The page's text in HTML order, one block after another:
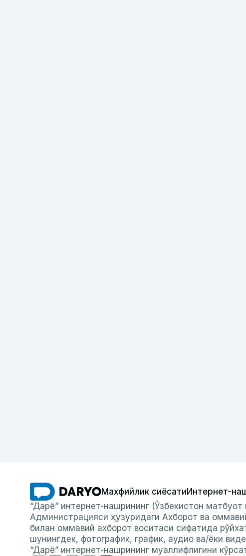
Махфийлик сиёсатиИнтернет-
“Дарё” интернет-нашрининг (Ўзбекистон
Администрацияси ҳузуридаги Ахборот ва
билан оммавий ахборот воситаси сифатида
шунингдек, фотографик, график, аудио ва/ёки
“Дарё” интернет-нашрининг муаллифлигини